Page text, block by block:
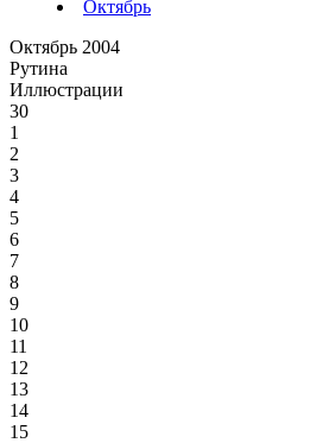
Октябрь
Октябрь 2004
Рутина
Иллюстрации
30
1
2
3
4
5
6
7
8
9
10
11
12
13
14
15